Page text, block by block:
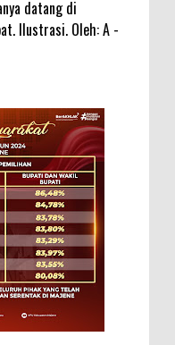
datang di
Ilustrasi. Oleh: A -